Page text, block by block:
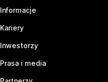
Informacje
Kariery
Inwestorzy
Prasa i media